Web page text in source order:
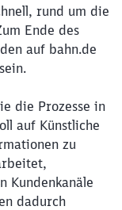
rund um die
Ende des
auf bahn.de
die Prozesse in
auf Künstliche
zu
Kundenkanäle
dadurch